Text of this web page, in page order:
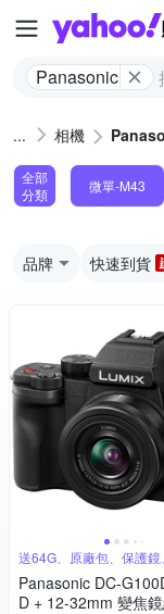
Panasonic
相機
全部
分類
微單-M43
品牌 快速到貨
送64G、原廠包、保護
Panasonic DC-
D + 12-32mm 變焦